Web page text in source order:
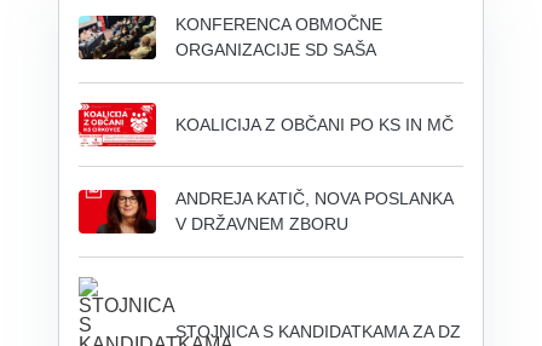
KONFERENCA OBMOČNE
ORGANIZACIJE SD SAŠA
KOALICIJA Z OBČANI PO KS IN MČ
ANDREJA KATIČ, NOVA POSLANKA
V DRŽAVNEM ZBORU
STOJNICA S KANDIDATKAMA ZA DZ